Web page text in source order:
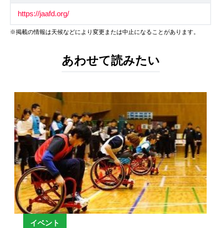
https://jaafd.org/
※掲載の情報は天候などにより変更または中止になることがあります。
あわせて読みたい
イベント